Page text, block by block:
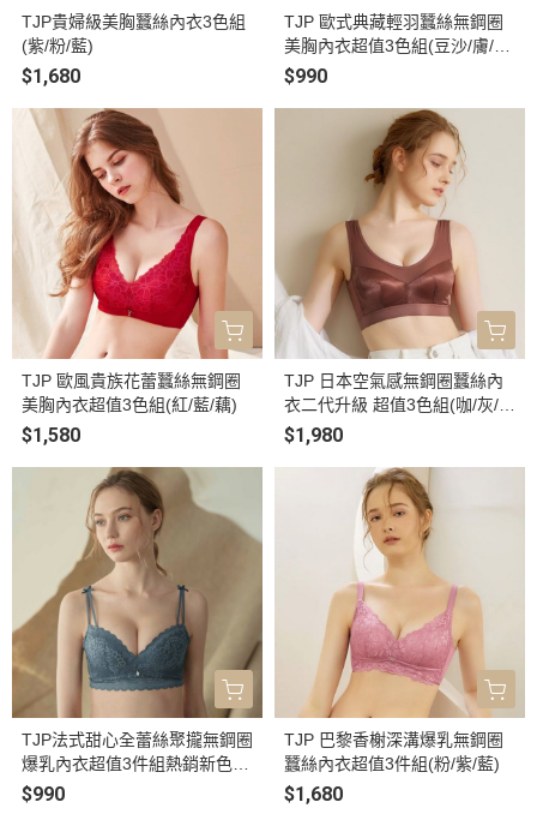
TJP貴婦級美胸蠶絲內衣3色組
(紫/粉/藍)
$1,680
TJP 歐式典藏輕羽蠶絲無鋼圈
美胸內衣超值3色組(豆沙/膚/
藍)
$990
TJP 歐風貴族花蕾蠶絲無鋼圈
美胸內衣超值3色組(紅/藍/藕)
$1,580
TJP 日本空氣感無鋼圈蠶絲內
衣二代升級 超值3色組(咖/灰/
藍)
$1,980
TJP法式甜心全蕾絲聚攏無鋼圈
爆乳內衣超值3件組熱銷新色
(玫紅/水藍/藍灰)
$990
TJP 巴黎香榭深溝爆乳無鋼圈
蠶絲內衣超值3件組(粉/紫/藍)
$1,680